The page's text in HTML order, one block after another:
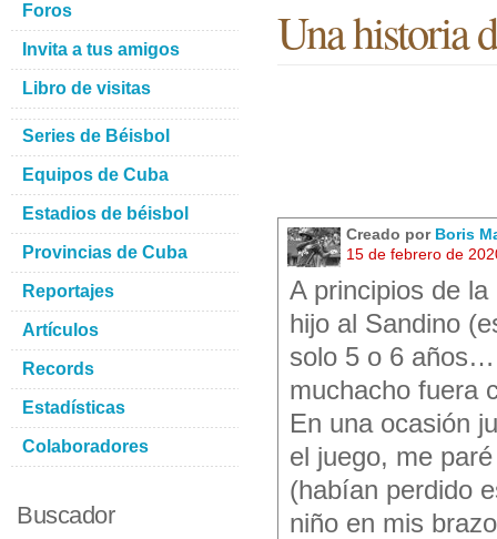
Una historia
Creado por Boris
15 de febrero de
A principios de
hijo al Sandino
solo 5 o 6 años…
muchacho fuera
En una ocasión
el juego, me
(habían perdido
niño en mis
Foros
Invita a tus amigos
Libro de visitas
Series de Béisbol
Equipos de Cuba
Estadios de béisbol
Provincias de Cuba
Reportajes
Artículos
Records
Estadísticas
Colaboradores
Buscador